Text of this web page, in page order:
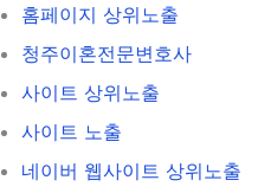
홈페이지 상위노출
청주이혼전문변호사
사이트 상위노출
사이트 노출
네이버 웹사이트 상위노출